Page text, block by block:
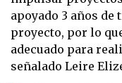
apoyado 3 años
proyecto, por lo
adecuado para
señalado Leire